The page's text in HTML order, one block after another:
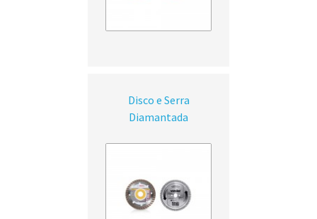
Disco e Serra
Diamantada